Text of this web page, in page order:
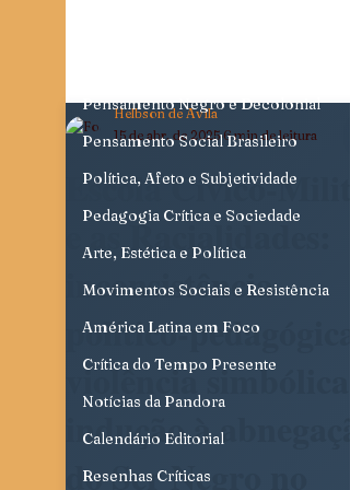
Pensamento Negro e Decolonial
Pensamento Social Brasileiro
Política, Afeto e Subjetividade
Pedagogia Crítica e Sociedade
Arte, Estética e Política
Movimentos Sociais e Resistência
América Latina em Foco
Crítica do Tempo Presente
Notícias da Pandora
Calendário Editorial
Resenhas Críticas
Escola Cívico-
e as Racialidades:
inconsistência
político-pedagógica,
violência simbólica
indução à
do Ser Negro no
Helbson de Avila
15 de abr. de 2025 6 min de leitura